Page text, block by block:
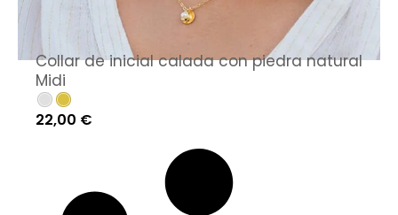
Collar de inicial calada con piedra natural
Midi
22,00 €